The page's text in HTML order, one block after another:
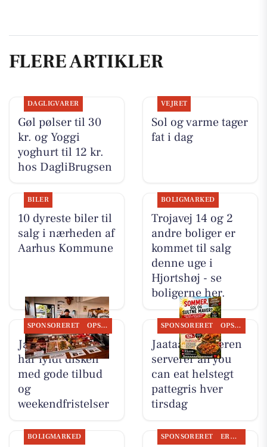
FLERE ARTIKLER
DAGLIGVARER
Gøl pølser til 30
kr. og Yoggi
yoghurt til 12 kr.
hos DagliBrugsen
VEJRET
Sol og varme tager
fat i dag
BILER
10 dyreste biler til
salg i nærheden af
Aarhus Kommune
BOLIGMARKED
Trojavej 14 og 2
andre boliger er
kommet til salg
denne uge i
Hjortshøj - se
boligerne her.
SPONSORERET OPSLAGSTAVLEN
Jaataak Slagteren
har fyldt disken
med gode tilbud
og
weekendfristelser
SPONSORERET OPSLAGSTAVLEN
Jaataak Slagteren
serverer all you
can eat helstegt
pattegris hver
tirsdag
BOLIGMARKED SPONSORERET ERHVERV